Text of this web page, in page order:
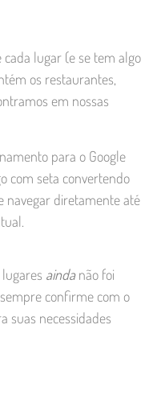
cada lugar (e se tem algo
os restaurantes,
em nossas
para o Google
com seta convertendo
navegar diretamente até
aindanão foi
confirme com o
suas necessidades